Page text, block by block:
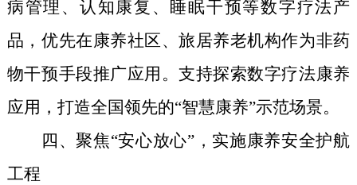
病管理、认知康复、睡眠干预等数字疗法产
品，优先在康养社区、旅居养老机构作为非药
物干预手段推广应用。支持探索数字疗法康养
应用，打造全国领先的“智慧康养”示范场景。
四、聚焦“安心放心”，实施康养安全护航
工程